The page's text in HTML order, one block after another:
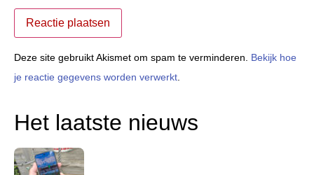
Deze site gebruikt Akismet om spam te verminderen. Bekijk hoe
je reactie gegevens worden verwerkt.
Het laatste nieuws